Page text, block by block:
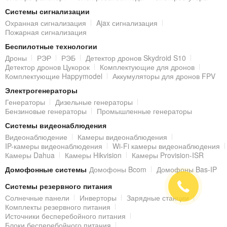
выполняется аналогичным образом, что и установка аналоговой
видеокамеры. Проведите к месту будущей установки HD-CVI
камеры коаксиальный кабель и питание; закрепите камеру с
помощью саморезов из комплекта поставки; подключите кабель
видеосигнала с разъемами BNC к регистрирующему устройству
и камере; направьте объектив на охраняемую зону.
ИТОГО
Уличная купольная HDCVI камера
12
отлично подойдет для построения эффективной и
полноценной системы охранного видеонаблюденияHD
качества. Высокие технические характеристики камеры, в том
качество передаваемого изображения, как днем, так и в ночное
время суток.
Системы сигнализации
Охранная сигнализация
Ajax сигнализация
Пожарная сигнализация
Беспилотные технологии
Дроны
РЭР РЭБ
Детектор дронов Skydroid S10
Детектор дронов Цукорок
Комплектующие для дронов
Комплектующие Happymodel
Аккумуляторы для дронов FPV
Электрогенераторы
Генераторы
Дизельные генераторы
Бензиновые генераторы
Промышленные генераторы
Системы видеонаблюдения
Видеонаблюдение
Камеры видеонаблюдения
IP-камеры видеонаблюдения
Wi-Fi камеры видеонаблюдения
Камеры Dahua
Камеры Hikvision
Камеры Provision-ISR
Домофонные системы Домофоны Bcom
Домофоны Bas-IP
Системы резервного питания
Солнечные панели
Инверторы
Зарядные станции
Комплекты резервного питания
Источники бесперебойного питания
Блоки бесперебойного питания